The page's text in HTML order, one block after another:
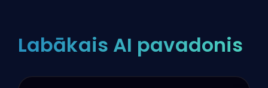
Labākais AI pavadonis